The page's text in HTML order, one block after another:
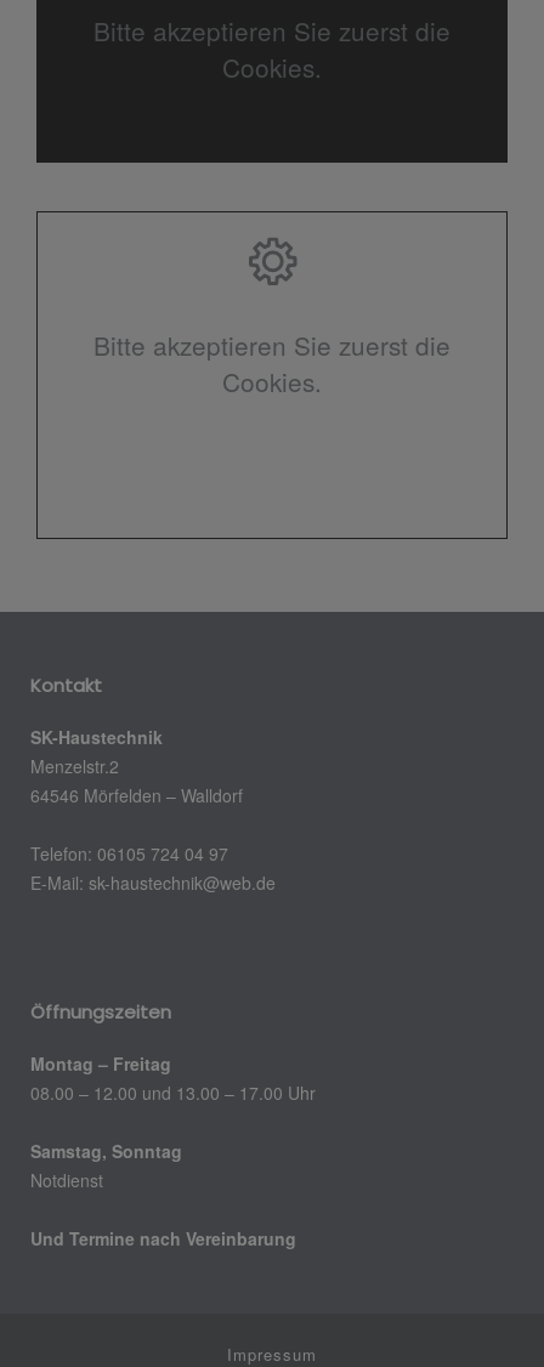
Bitte akzeptieren Sie zuerst die
Cookies.
Bitte akzeptieren Sie zuerst die
Cookies.
Kontakt
SK-Haustechnik
Menzelstr.2
64546 Mörfelden – Walldorf
Telefon: 06105 724 04 97
E-Mail: sk-haustechnik@web.de
Öffnungszeiten
Montag – Freitag
08.00 – 12.00 und 13.00 – 17.00 Uhr
Samstag, Sonntag
Notdienst
Und Termine nach Vereinbarung
Impressum